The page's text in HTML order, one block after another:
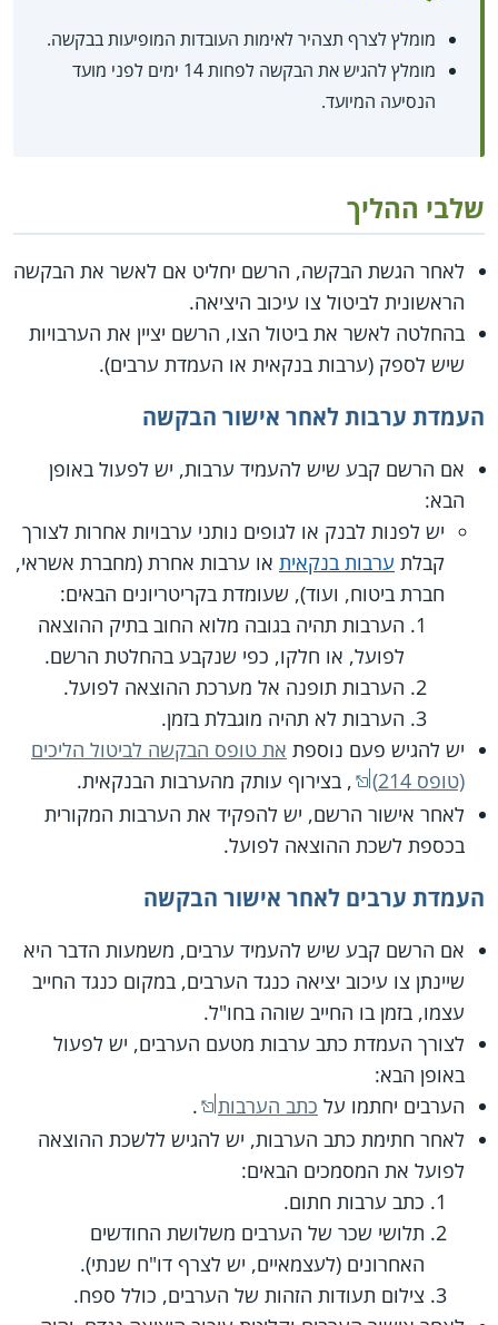
מומלץ לצרף תצהיר לאימות העובדות המופיעות בבקשה.
מומלץ להגיש את הבקשה לפחות 14 ימים לפני מועד
הנסיעה המיועד.
שלבי ההליך
לאחר הגשת הבקשה, הרשם יחליט אם לאשר את הבקשה
הראשונית לביטול צו עיכוב היציאה.
בהחלטה לאשר את ביטול הצו, הרשם יציין את הערבויות
שיש לספק (ערבות בנקאית או העמדת ערבים).
העמדת ערבות לאחר אישור הבקשה
אם הרשם קבע שיש להעמיד ערבות, יש לפעול באופן
הבא:
יש לפנות לבנק או לגופים נותני ערבויות אחרות לצורך
קבלת ערבות בנקאית או ערבות אחרת (מחברת אשראי,
חברת ביטוח, ועוד), שעומדת בקריטריונים הבאים:
הערבות תהיה בגובה מלוא החוב בתיק ההוצאה
לפועל, או חלקו, כפי שנקבע בהחלטת הרשם.
הערבות תופנה אל מערכת ההוצאה לפועל.
הערבות לא תהיה מוגבלת בזמן.
יש להגיש פעם נוספת את טופס הבקשה לביטול הליכים
(טופס 214)
, בצירוף עותק מהערבות הבנקאית.
לאחר אישור הרשם, יש להפקיד את הערבות המקורית
בכספת לשכת ההוצאה לפועל.
העמדת ערבים לאחר אישור הבקשה
אם הרשם קבע שיש להעמיד ערבים, משמעות הדבר היא
שיינתן צו עיכוב יציאה כנגד הערבים, במקום כנגד החייב
עצמו, בזמן בו החייב שוהה בחו"ל.
לצורך העמדת כתב ערבות מטעם הערבים, יש לפעול
באופן הבא:
הערבים יחתמו על כתב הערבות
.
לאחר חתימת כתב הערבות, יש להגיש ללשכת ההוצאה
לפועל את המסמכים הבאים:
כתב ערבות חתום.
תלושי שכר של הערבים משלושת החודשים
האחרונים (לעצמאיים, יש לצרף דו"ח שנתי).
צילום תעודות הזהות של הערבים, כולל ספח.